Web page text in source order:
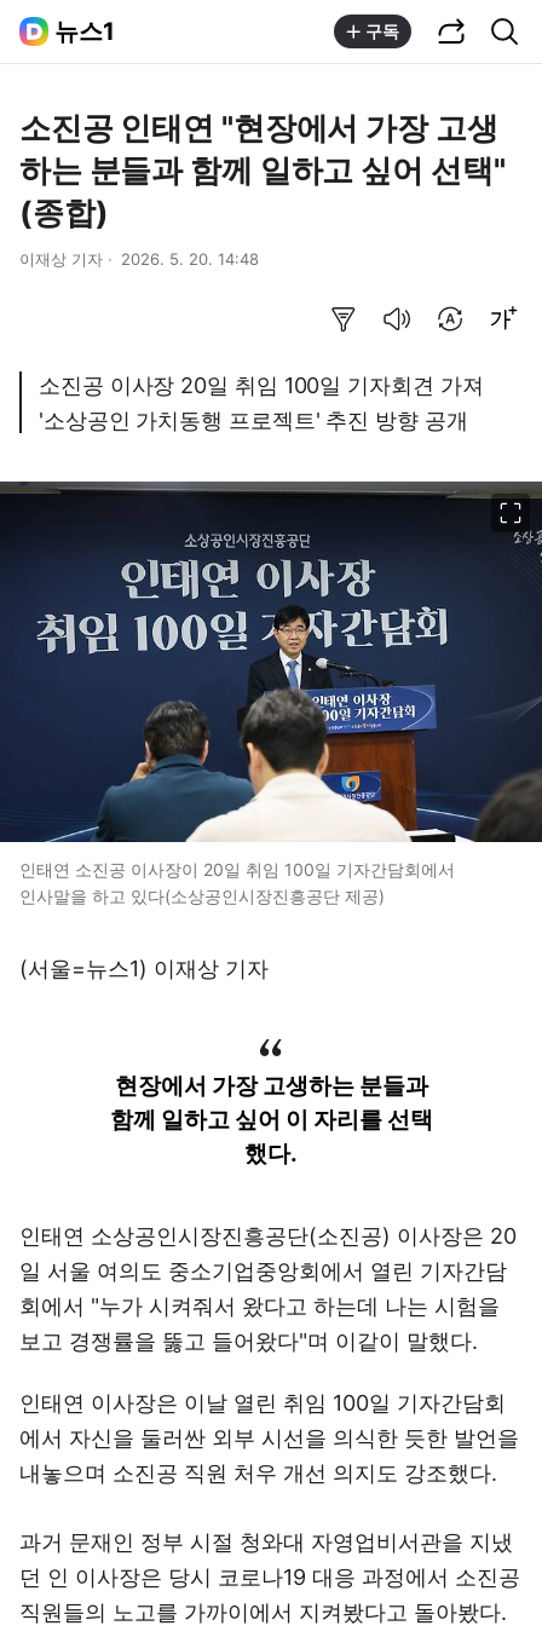
뉴스1 구독
소진공 인태연 "현장에서 가장 고생
하는 분들과 함께 일하고 싶어 선택"
(종합)
이재상 기자 2026. 5. 20. 14:48
소진공 이사장 20일 취임 100일 기자회견 가져
'소상공인 가치동행 프로젝트' 추진 방향 공개
인태연 소진공 이사장이 20일 취임 100일 기자간담회에서
인사말을 하고 있다(소상공인시장진흥공단 제공)
(서울=뉴스1) 이재상 기자
현장에서 가장 고생하는 분들과
함께 일하고 싶어 이 자리를 선택
했다.
인태연 소상공인시장진흥공단(소진공) 이사장은 20
일 서울 여의도 중소기업중앙회에서 열린 기자간담
회에서 "누가 시켜줘서 왔다고 하는데 나는 시험을
보고 경쟁률을 뚫고 들어왔다"며 이같이 말했다.
인태연 이사장은 이날 열린 취임 100일 기자간담회
에서 자신을 둘러싼 외부 시선을 의식한 듯한 발언을
내놓으며 소진공 직원 처우 개선 의지도 강조했다.
과거 문재인 정부 시절 청와대 자영업비서관을 지냈
던 인 이사장은 당시 코로나19 대응 과정에서 소진공
직원들의 노고를 가까이에서 지켜봤다고 돌아봤다.